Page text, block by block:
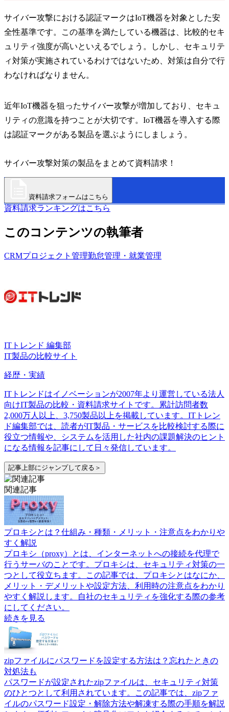
サイバー攻撃における認証マークはIoT機器を対象とした安
全性基準です。この基準を満たしている機器は、比較的セキ
ュリティ強度が高いといえるでしょう。しかし、セキュリテ
ィ対策が実施されているわけではないため、対策は自分で行
わなければなりません。
近年IoT機器を狙ったサイバー攻撃が増加しており、セキュ
リティの意識を持つことが大切です。IoT機器を導入する際
は認証マークがある製品を選ぶようにしましょう。
サイバー攻撃対策の製品をまとめて資料請求！
資料請求フォームはこちら
資料請求ランキングはこちら
このコンテンツの執筆者
CRMプロジェクト管理勤怠管理・就業管理
ITトレンド 編集部
IT製品の比較サイト
経歴・実績
ITトレンドはイノベーションが2007年より運営している法人
向けIT製品の比較・資料請求サイトです。累計訪問者数
2,000万人以上、3,750製品以上を掲載しています。ITトレン
ド編集部では、読者がIT製品・サービスを比較検討する際に
役立つ情報や、システムを活用した社内の課題解決のヒント
になる情報を記事にして日々発信しています。
記事上部にジャンプして戻る＞
関連記事
プロキシとは？仕組み・種類・メリット・注意点をわかりや
すく解説
プロキシ（proxy）とは、インターネットへの接続を代理で
行うサーバのことです。プロキシは、セキュリティ対策の一
つとして役立ちます。この記事では、プロキシとはなにか、
メリット・デメリットや設定方法、利用時の注意点をわかり
やすく解説します。自社のセキュリティを強化する際の参考
にしてください。
続きを見る
zipファイルにパスワードを設定する方法は？忘れたときの
対処法も
パスワードが設定されたzipファイルは、セキュリティ対策
のひとつとして利用されています。この記事では、zipファ
イルのパスワード設定・解除方法や解凍する際の手順を解説